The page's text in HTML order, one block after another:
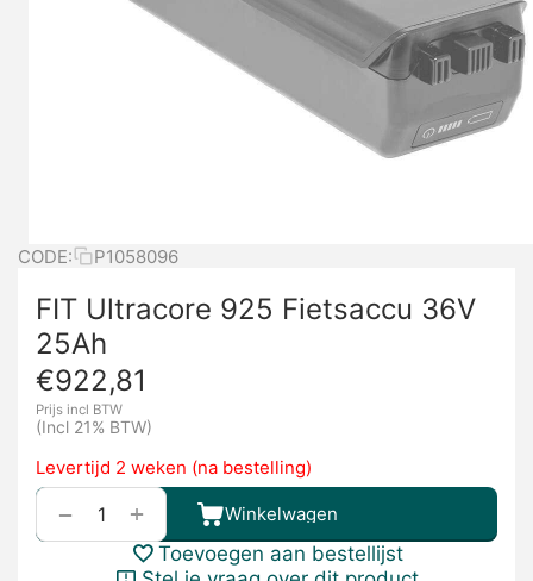
CODE: P1058096
FIT Ultracore 925 Fietsaccu 36V
25Ah
€922,81
Prijs incl BTW
(Incl 21% BTW)
Levertijd 2 weken (na bestelling)
+
− Winkelwagen
Toevoegen aan bestellijst